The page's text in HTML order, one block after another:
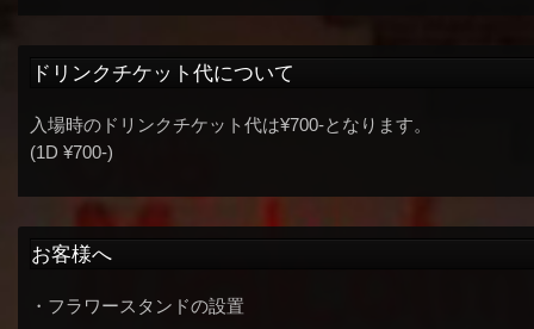
ドリンクチケット代について
入場時のドリンクチケット代は¥700-となります。
(1D ¥700-)
お客様へ
・フラワースタンドの設置